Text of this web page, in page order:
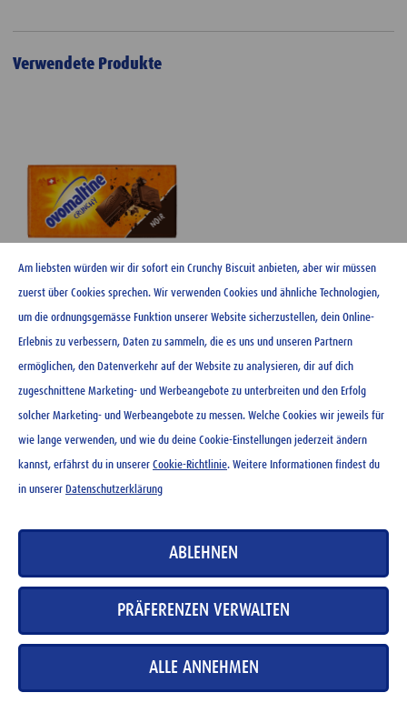
Verwendete Produkte
Ovomaltine Schokolade noir
100 g
KONTAKT
NUTZUNGSBEDINGUNGEN
DATENSCHUTZERKLÄRUNG
COOKIE-RICHTLINIEN
Am liebsten würden wir dir sofort ein Crunchy Biscuit anbieten, aber wir müssen
zuerst über Cookies sprechen. Wir verwenden Cookies und ähnliche Technologien,
um die ordnungsgemässe Funktion unserer Website sicherzustellen, dein Online-
Erlebnis zu verbessern, Daten zu sammeln, die es uns und unseren Partnern
ermöglichen, den Datenverkehr auf der Website zu analysieren, dir auf dich
zugeschnittene Marketing- und Werbeangebote zu unterbreiten und den Erfolg
solcher Marketing- und Werbeangebote zu messen. Welche Cookies wir jeweils für
wie lange verwenden, und wie du deine Cookie-Einstellungen jederzeit ändern
kannst, erfährst du in unserer Cookie-Richtlinie. Weitere Informationen findest du
in unserer Datenschutzerklärung
ABLEHNEN
PRÄFERENZEN VERWALTEN
ALLE ANNEHMEN